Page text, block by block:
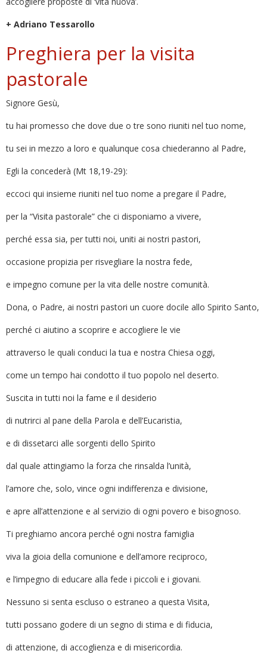
+ Adriano Tessarollo
Preghiera per la visita
pastorale
Signore Gesù,
tu hai promesso che dove due o tre sono riuniti nel tuo nome,
tu sei in mezzo a loro e qualunque cosa chiederanno al Padre,
Egli la concederà (Mt 18,19-29):
eccoci qui insieme riuniti nel tuo nome a pregare il Padre,
per la “Visita pastorale” che ci disponiamo a vivere,
perché essa sia, per tutti noi, uniti ai nostri pastori,
occasione propizia per risvegliare la nostra fede,
e impegno comune per la vita delle nostre comunità.
Dona, o Padre, ai nostri pastori un cuore docile allo Spirito Santo,
perché ci aiutino a scoprire e accogliere le vie
attraverso le quali conduci la tua e nostra Chiesa oggi,
come un tempo hai condotto il tuo popolo nel deserto.
Suscita in tutti noi la fame e il desiderio
di nutrirci al pane della Parola e dell’Eucaristia,
e di dissetarci alle sorgenti dello Spirito
dal quale attingiamo la forza che rinsalda l’unità,
l’amore che, solo, vince ogni indifferenza e divisione,
e apre all’attenzione e al servizio di ogni povero e bisognoso.
Ti preghiamo ancora perché ogni nostra famiglia
viva la gioia della comunione e dell’amore reciproco,
e l’impegno di educare alla fede i piccoli e i giovani.
Nessuno si senta escluso o estraneo a questa Visita,
tutti possano godere di un segno di stima e di fiducia,
di attenzione, di accoglienza e di misericordia.